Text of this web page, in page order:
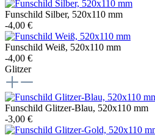
Funschild Silber, 520x110 mm
-4,00 €
Funschild Weiß, 520x110 mm
-4,00 €
Glitzer
Funschild Glitzer-Blau, 520x110 mm
-3,00 €